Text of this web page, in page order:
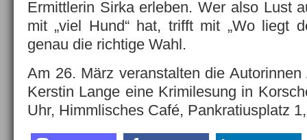
Ermittlerin Sirka erleben. Wer also Lust
mit „viel Hund“ hat, trifft mit „Wo liegt
genau die richtige Wahl.
Am 26. März veranstalten die
Kerstin Lange eine Krimilesung in
Uhr, Himmlisches Café, Pankratiusplatz